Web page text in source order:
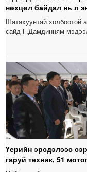
нөхцөл байдал нь л
Шатахуунтай холбоотой
сайд Г.Дамдинням
Үерийн эрсдэлээс
гаруй техник, 51